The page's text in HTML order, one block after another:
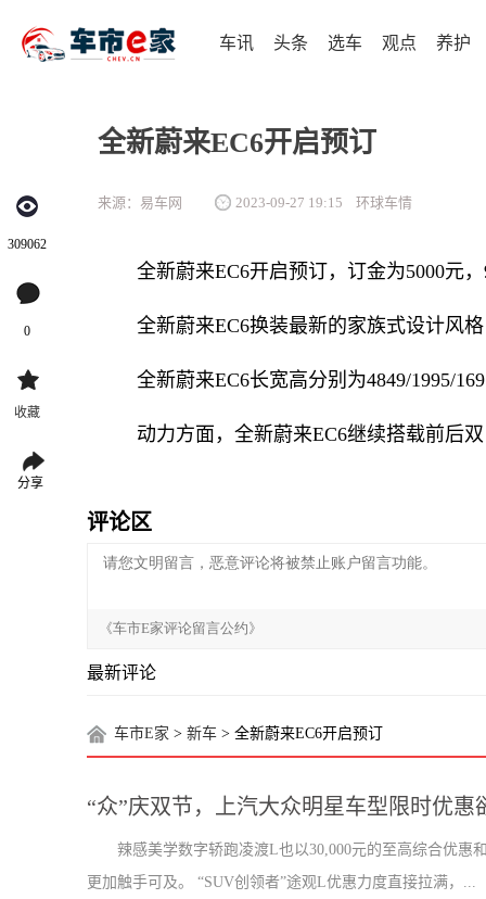
车讯 头条 选车 观点 养护
309062
0
收藏
分享
全新蔚来EC6开启预订
来源：易车网 2023-09-27 19:15 环球车情
全新蔚来EC6开启预订，订金为5000元
全新蔚来EC6换装最新的家族式设计风
全新蔚来EC6长宽高分别为4849/1995/
动力方面，全新蔚来EC6继续搭载前后
评论区
最新评论
车市E家 > 新车 > 全新蔚来EC6开启预订
“众”庆双节，上汽大众明星车型限时优惠
辣感美学数字轿跑凌渡L也以30,000元的至高综合优惠
更加触手可及。 “SUV创领者”途观L优惠力度直接拉满，...